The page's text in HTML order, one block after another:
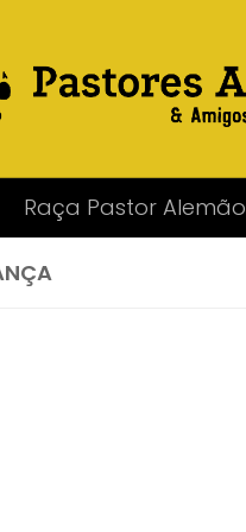
Raça Pastor Alemão